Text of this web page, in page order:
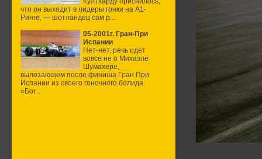
что он выходит в лидеры гонки на А1-
Ринге, — шотландец сам р...
05-2001г. Гран-При
Испании
Нет-нет, речь идет
вовсе не о Михаэле
Шумахере,
вылезающем после финиша Гран При
Испании из своего гоночного болида.
«Бог...